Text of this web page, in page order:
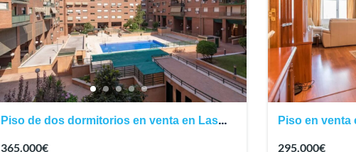
Piso de dos dormitorios en venta en Las
365.000€
Piso en venta
295.000€